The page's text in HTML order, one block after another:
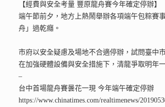
【經費與安全考量 豐原龍舟賽今年確定停辦】
端午節前夕，地方上熱鬧舉辦各項端午包粽賽
舟」過乾癮。
市府以安全疑慮及場地不合適停辦，試問臺中
在加強硬體設備與安全措施下，清龍爭取明年
–
台中首場龍舟賽曇花一現 今年端午確定停辦
https://www.chinatimes.com/realtimenews/